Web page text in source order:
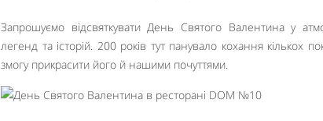
Запрошуємо відсвяткувати День Святого Валентина у
легенд та історій. 200 років тут панувало кохання кількох
змогу прикрасити його й нашими почуттями.